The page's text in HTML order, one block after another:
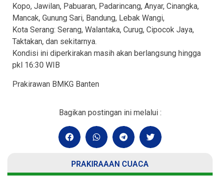
Kopo, Jawilan, Pabuaran, Padarincang, Anyar, Cinangka,
Mancak, Gunung Sari, Bandung, Lebak Wangi,
Kota Serang: Serang, Walantaka, Curug, Cipocok Jaya,
Taktakan, dan sekitarnya.
Kondisi ini diperkirakan masih akan berlangsung hingga
pkl 16:30 WIB
Prakirawan BMKG Banten
Bagikan postingan ini melalui :
PRAKIRAAAN CUACA